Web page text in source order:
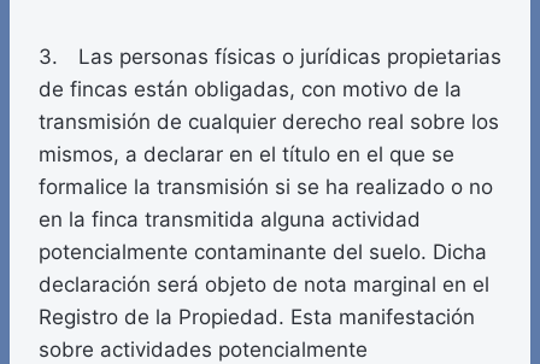
3. Las personas físicas o jurídicas propietarias
de fincas están obligadas, con motivo de la
transmisión de cualquier derecho real sobre los
mismos, a declarar en el título en el que se
formalice la transmisión si se ha realizado o no
en la finca transmitida alguna actividad
potencialmente contaminante del suelo. Dicha
declaración será objeto de nota marginal en el
Registro de la Propiedad. Esta manifestación
sobre actividades potencialmente